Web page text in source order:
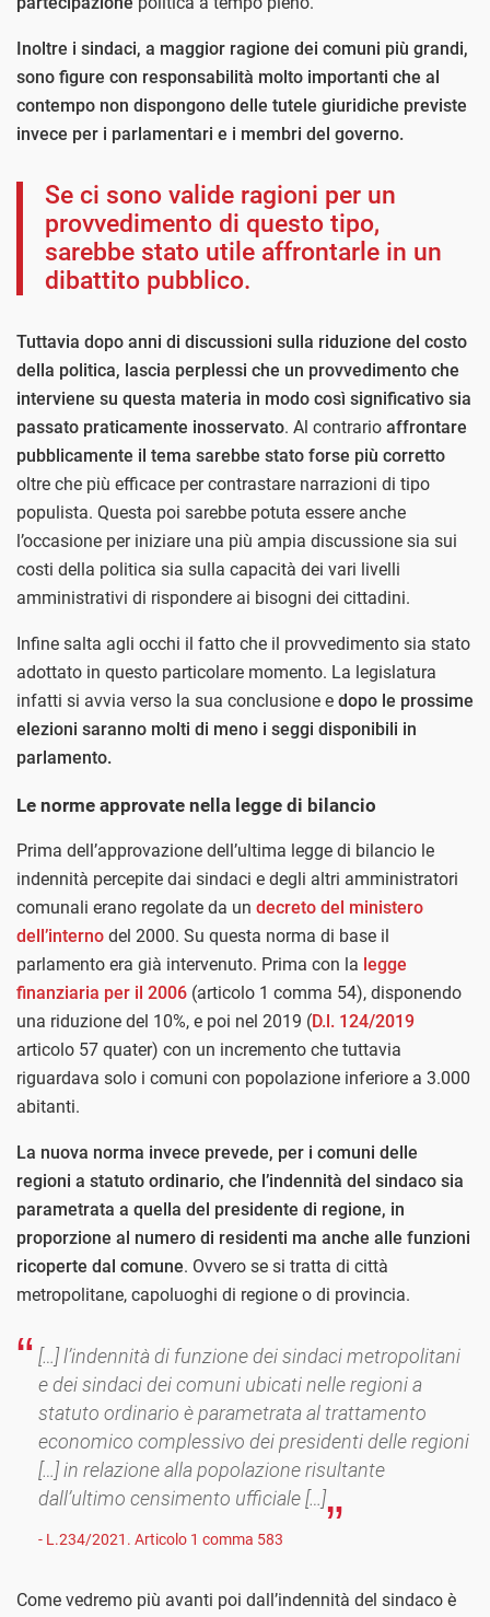
Inoltre i sindaci, a maggior ragione dei comuni più grandi,
sono figure con responsabilità molto importanti che al
contempo non dispongono delle tutele giuridiche previste
invece per i parlamentari e i membri del governo.
Se ci sono valide ragioni per un
provvedimento di questo tipo,
sarebbe stato utile affrontarle in un
dibattito pubblico.
Tuttavia dopo anni di discussioni sulla riduzione del costo
della politica, lascia perplessi che un provvedimento che
interviene su questa materia in modo così significativo sia
passato praticamente inosservato. Al contrario affrontare
pubblicamente il tema sarebbe stato forse più corretto
oltre che più efficace per contrastare narrazioni di tipo
populista. Questa poi sarebbe potuta essere anche
l’occasione per iniziare una più ampia discussione sia sui
costi della politica sia sulla capacità dei vari livelli
amministrativi di rispondere ai bisogni dei cittadini.
Infine salta agli occhi il fatto che il provvedimento sia stato
adottato in questo particolare momento. La legislatura
infatti si avvia verso la sua conclusione e dopo le prossime
elezioni saranno molti di meno i seggi disponibili in
parlamento.
Le norme approvate nella legge di bilancio
Prima dell’approvazione dell’ultima legge di bilancio le
indennità percepite dai sindaci e degli altri amministratori
comunali erano regolate da un decreto del ministero
dell’interno del 2000. Su questa norma di base il
parlamento era già intervenuto. Prima con la legge
finanziaria per il 2006 (articolo 1 comma 54), disponendo
una riduzione del 10%, e poi nel 2019 (D.l. 124/2019
articolo 57 quater) con un incremento che tuttavia
riguardava solo i comuni con popolazione inferiore a 3.000
abitanti.
La nuova norma invece prevede, per i comuni delle
regioni a statuto ordinario, che l’indennità del sindaco sia
parametrata a quella del presidente di regione, in
proporzione al numero di residenti ma anche alle funzioni
ricoperte dal comune. Ovvero se si tratta di città
metropolitane, capoluoghi di regione o di provincia.
[…] l’indennità di funzione dei sindaci metropolitani
e dei sindaci dei comuni ubicati nelle regioni a
statuto ordinario è parametrata al trattamento
economico complessivo dei presidenti delle regioni
[…] in relazione alla popolazione risultante
dall’ultimo censimento ufficiale […]
- L.234/2021. Articolo 1 comma 583
Come vedremo più avanti poi dall’indennità del sindaco è